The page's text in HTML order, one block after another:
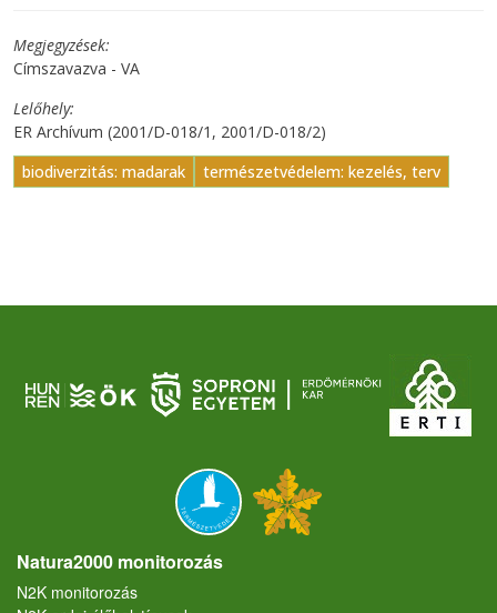
Megjegyzések
Címszavazva - VA
Lelőhely
ER Archívum (2001/D-018/1, 2001/D-018/2)
biodiverzitás: madarak
természetvédelem: kezelés, terv
Natura2000 monitorozás
N2K monitorozás